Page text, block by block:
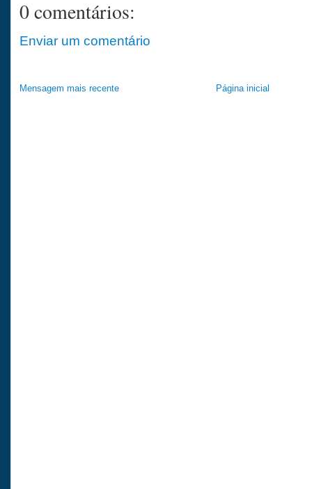
0 comentários:
Enviar um comentário
Mensagem mais recente Página inicial